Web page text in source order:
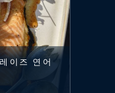
이즈 연어